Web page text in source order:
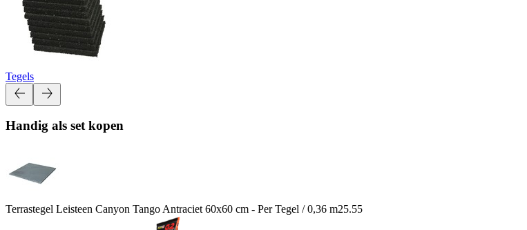
Tegels
Handig als set kopen
Terrastegel Leisteen Canyon Tango Antraciet 60x60 cm - Per Tegel / 0,36 m25.55